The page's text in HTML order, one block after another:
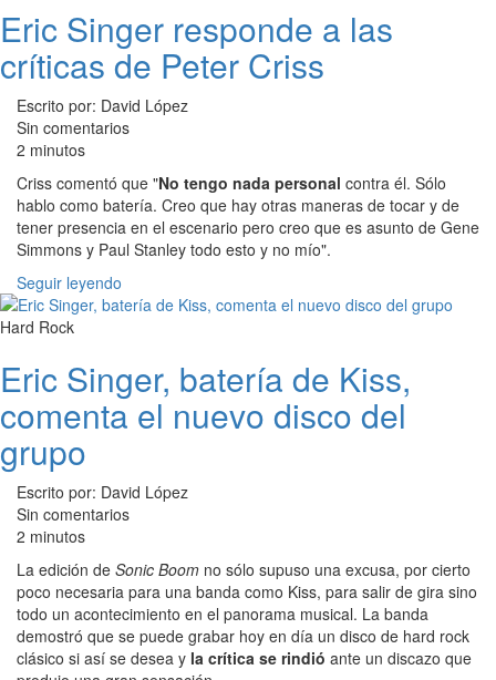
Eric Singer responde a las
críticas de Peter Criss
Escrito por: David López
Sin comentarios
2 minutos
Criss comentó que "No tengo nada personal contra él. Sólo
hablo como batería. Creo que hay otras maneras de tocar y de
tener presencia en el escenario pero creo que es asunto de Gene
Simmons y Paul Stanley todo esto y no mío".
Seguir leyendo
Hard Rock
Eric Singer, batería de Kiss,
comenta el nuevo disco del
grupo
Escrito por: David López
Sin comentarios
2 minutos
La edición de Sonic Boom no sólo supuso una excusa, por cierto
poco necesaria para una banda como Kiss, para salir de gira sino
todo un acontecimiento en el panorama musical. La banda
demostró que se puede grabar hoy en día un disco de hard rock
clásico si así se desea y la crítica se rindió ante un discazo que